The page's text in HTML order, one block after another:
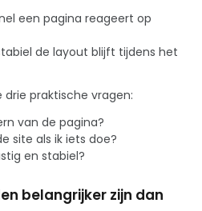
een pagina reageert op
de layout blijft tijdens het
praktische vragen:
van de pagina?
site als ik iets doe?
en stabiel?
belangrijker zijn dan